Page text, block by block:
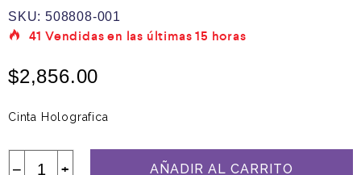
SKU: 508808-001
41 Vendidas en las últimas15 horas
$2,856.00
Cinta Holografica
− + AÑADIR AL CARRITO